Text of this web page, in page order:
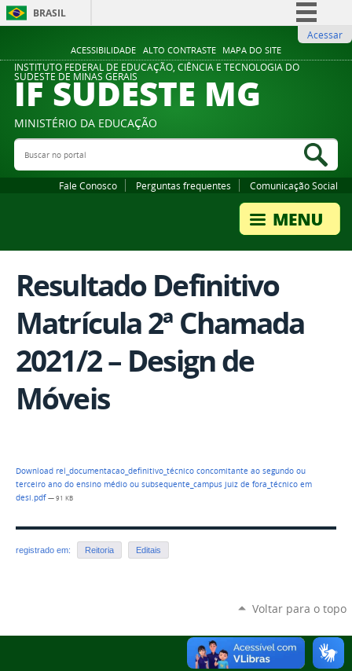
ACESSIBILIDADE ALTO CONTRASTE MAPA DO SITE
BRASIL
Comunica BR
Participe
Legislação
Acessar
INSTITUTO FEDERAL DE EDUCAÇÃO, CIÊNCIA E TECNOLOGIA DO
SUDESTE DE MINAS GERAIS
IF SUDESTE MG
MINISTÉRIO DA EDUCAÇÃO
Buscar no portal
Fale Conosco Perguntas frequentes Comunicação Social
Resultado Definitivo
Matrícula 2ª Chamada
2021/2 – Design de
Móveis
Download rel_documentacao_definitivo_técnico concomitante ao segundo ou
terceiro ano do ensino médio ou subsequente_campus juiz de fora_técnico em
desi.pdf— 91 KB
registrado em: Reitoria Editais
Voltar para o topo